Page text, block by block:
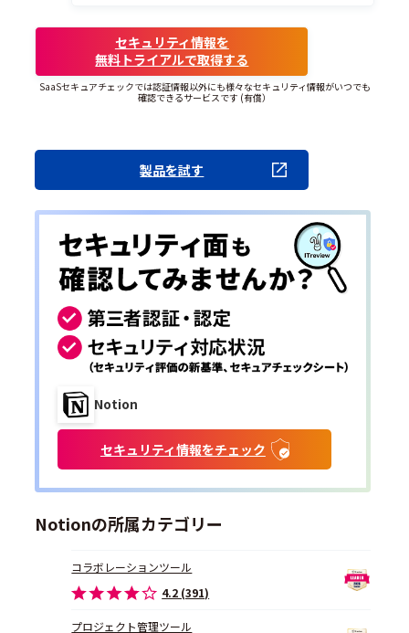
セキュリティ情報を
無料トライアルで取得する
SaaSセキュアチェックでは認証情報以外にも様々なセキュリティ情報がいつでも
確認できるサービスです (有償）
製品を試す
Notion
セキュリティ情報をチェック
Notionの所属カテゴリー
コラボレーションツール
4.2 (391)
プロジェクト管理ツール